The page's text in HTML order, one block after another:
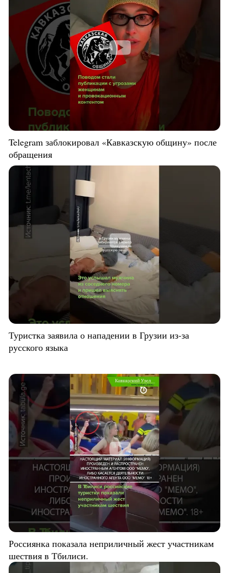
Telegram заблокировал «Кавказскую общину» после
обращения
Туристка заявила о нападении в Грузии из-за
русского языка
Россиянка показала неприличный жест участникам
шествия в Тбилиси.